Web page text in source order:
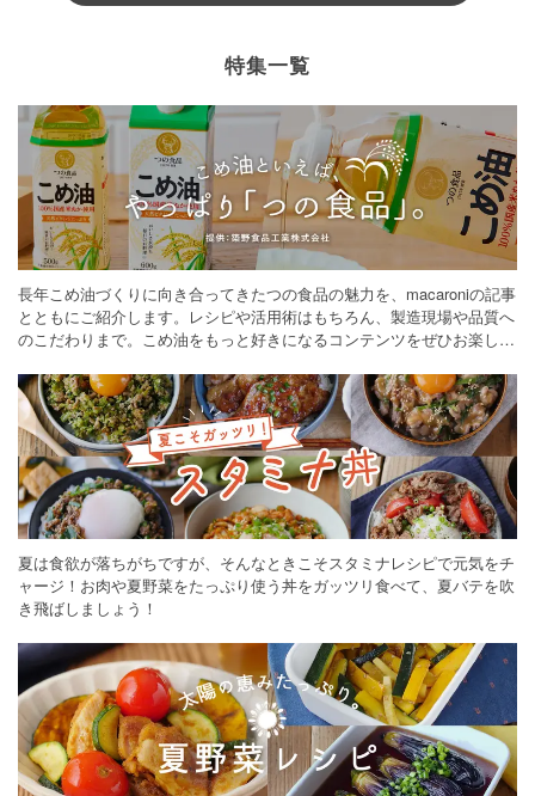
特集一覧
長年こめ油づくりに向き合ってきたつの食品の魅力を、macaroniの記事
とともにご紹介します。レシピや活用術はもちろん、製造現場や品質へ
のこだわりまで。こめ油をもっと好きになるコンテンツをぜひお楽しみ
夏は食欲が落ちがちですが、そんなときこそスタミナレシピで元気をチ
ャージ！お肉や夏野菜をたっぷり使う丼をガッツリ食べて、夏バテを吹
き飛ばしましょう！